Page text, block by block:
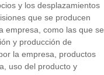
y los desplazamientos
que se producen
empresa, como las que se
y producción de
la empresa, productos
uso del producto y